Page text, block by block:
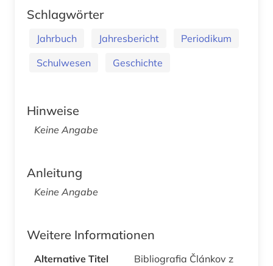
Schlagwörter
Jahrbuch Jahresbericht
Periodikum
Schulwesen
Geschichte
Hinweise
Keine Angabe
Anleitung
Keine Angabe
Weitere Informationen
Alternative Titel
Bibliografia Článkov z